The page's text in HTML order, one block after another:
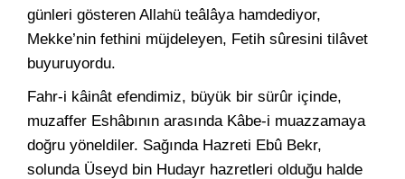
günleri gösteren Allahü teâlâya hamdediyor,
Mekke’nin fethini müjdeleyen, Fetih sûresini tilâvet
buyuruyordu.
Fahr-i kâinât efendimiz, büyük bir sürûr içinde,
muzaffer Eshâbının arasında Kâbe-i muazzamaya
doğru yöneldiler. Sağında Hazreti Ebû Bekr,
solunda Üseyd bin Hudayr hazretleri olduğu halde